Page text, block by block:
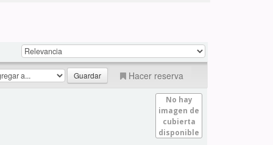
Hacer reserva
No hay
imagen de
cubierta
disponible